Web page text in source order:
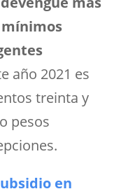
año 2021 es
treinta y
pesos
en